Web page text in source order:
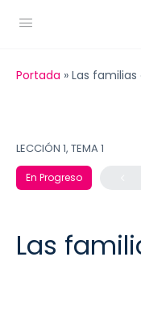
Portada » Las
LECCIÓN 1, TEMA 1
En Progreso
Las